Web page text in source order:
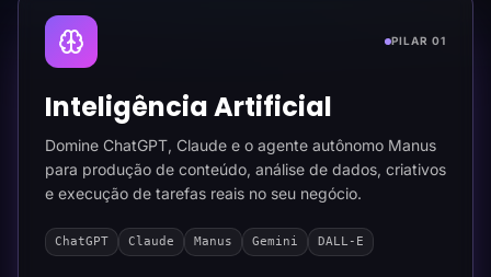
PILAR 01
Inteligência Artificial
Domine ChatGPT, Claude e o agente autônomo Manus
para produção de conteúdo, análise de dados, criativos
e execução de tarefas reais no seu negócio.
ChatGPT Claude Manus Gemini DALL-E